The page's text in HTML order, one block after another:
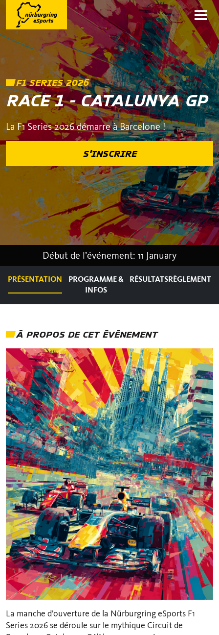
F1 SERIES 2026
RACE 1 - CATALUNYA GP
La F1 Series 2026 démarre à Barcelone !
S'INSCRIRE
Début de l’événement: 11 January
PRÉSENTATION
PROGRAMME &
INFOS
RÉSULTATSRÈGLEMENT
À PROPOS DE CET ÉVÉNEMENT
La manche d’ouverture de la Nürburgring eSports F1
Series 2026 se déroule sur le mythique Circuit de